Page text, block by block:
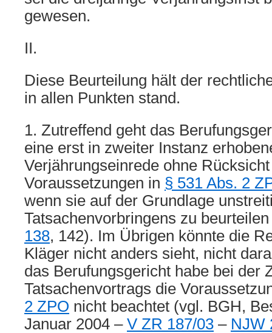
gewesen.
II.
Diese Beurteilung hält der
in allen Punkten stand.
1. Zutreffend geht das
eine erst in zweiter Instanz
Verjährungseinrede ohne
Voraussetzungen in § 531 Abs. 2
wenn sie auf der Grundlage
Tatsachenvorbringens zu
138, 142). Im Übrigen könnte die
Kläger nicht anders sieht, nicht
das Berufungsgericht habe bei der
Tatsachenvortrags die
2 ZPO nicht beachtet (vgl. BGH,
Januar 2004 – V ZR 187/03 – NJW